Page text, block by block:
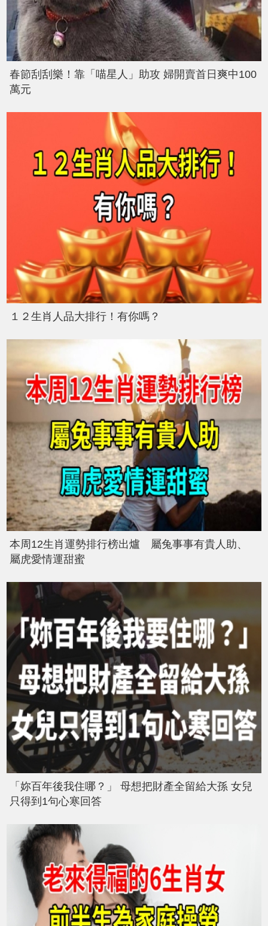
春節刮刮樂！靠「喵星人」助攻 婦開賣首日爽中100
萬元
１２生肖人品大排行！有你嗎？
本周12生肖運勢排行榜出爐 屬兔事事有貴人助、
屬虎愛情運甜蜜
「妳百年後我住哪？」 母想把財產全留給大孫 女兒
只得到1句心寒回答